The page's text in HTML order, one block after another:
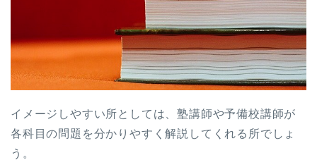
イメージしやすい所としては、塾講師や予備校講師が
各科目の問題を分かりやすく解説してくれる所でしょ
う。